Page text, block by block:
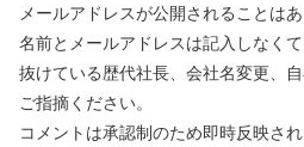
メールアドレスが公開されることはあ
名前とメールアドレスは記入しなくて
抜けている歴代社長、会社名変更、
ご指摘ください。
コメントは承認制のため即時反映さ